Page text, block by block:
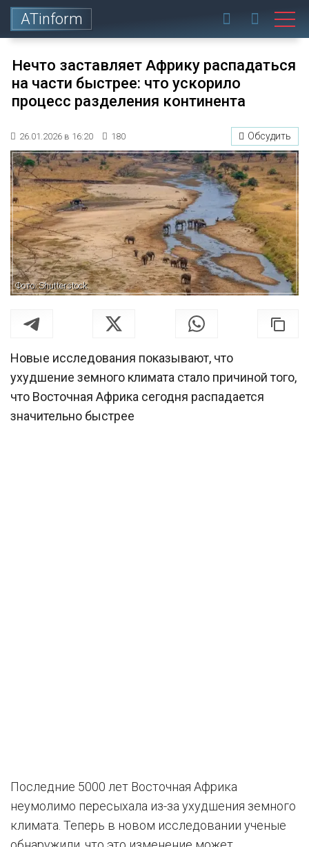
ATinform
Нечто заставляет Африку распадаться
на части быстрее: что ускорило
процесс разделения континента
26.01.2026 в 16:20 180 Обсудить
Фото: Shutterstock
Новые исследования показывают, что
ухудшение земного климата стало причиной того,
что Восточная Африка сегодня распадается
значительно быстрее
Последние 5000 лет Восточная Африка
неумолимо пересыхала из-за ухудшения земного
климата. Теперь в новом исследовании ученые